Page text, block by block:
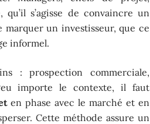
s’agisse de convaincre un
marquer un investisseur, que ce
informel.
: prospection commerciale,
importe le contexte, il faut
en phase avec le marché et en
Cette méthode assure un